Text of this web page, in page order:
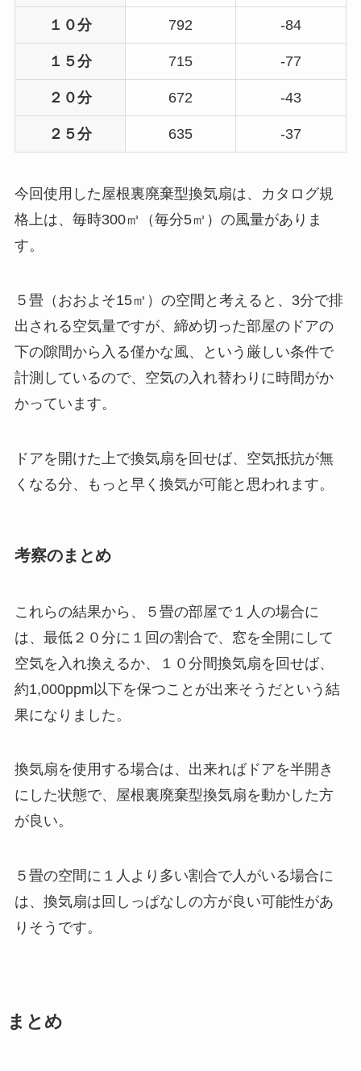
１０分 792 -84
１５分 715 -77
２０分 672 -43
２５分 635 -37
今回使用した屋根裏廃棄型換気扇は、カタログ規
格上は、毎時300㎥（毎分5㎥）の風量がありま
す。
５畳（おおよそ15㎥）の空間と考えると、3分で排
出される空気量ですが、締め切った部屋のドアの
下の隙間から入る僅かな風、という厳しい条件で
計測しているので、空気の入れ替わりに時間がか
かっています。
ドアを開けた上で換気扇を回せば、空気抵抗が無
くなる分、もっと早く換気が可能と思われます。
考察のまとめ
これらの結果から、５畳の部屋で１人の場合に
は、最低２０分に１回の割合で、窓を全開にして
空気を入れ換えるか、１０分間換気扇を回せば、
約1,000ppm以下を保つことが出来そうだという結
果になりました。
換気扇を使用する場合は、出来ればドアを半開き
にした状態で、屋根裏廃棄型換気扇を動かした方
が良い。
５畳の空間に１人より多い割合で人がいる場合に
は、換気扇は回しっぱなしの方が良い可能性があ
りそうです。
まとめ